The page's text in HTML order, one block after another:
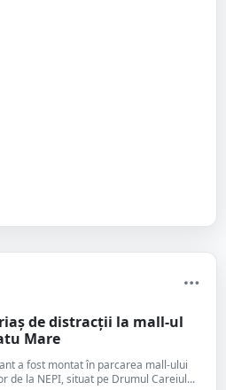
de distracții la mall-ul
Mare
a fost montat în parcarea mall-ului
de la NEPI, situat pe Drumul Careiul...